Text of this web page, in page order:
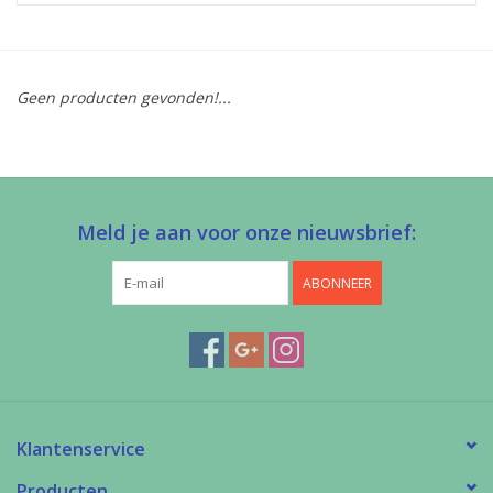
Studio Olive inspireert....
Geen producten gevonden!...
Meld je aan voor onze nieuwsbrief:
ABONNEER
Klantenservice